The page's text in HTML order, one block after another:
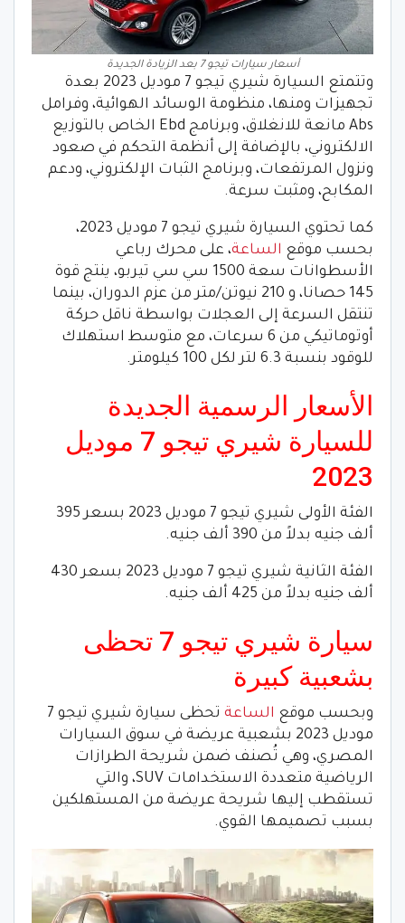
أسعار سيارات تيجو 7 بعد الزيادة الجديدة
وتتمتع السيارة شيري تيجو 7 موديل 2023 بعدة
تجهيزات ومنها، منظومة الوسائد الهوائية، وفرامل
Abs مانعة للانغلاق، وبرنامج Ebd الخاص بالتوزيع
الالكتروني، بالإضافة إلى أنظمة التحكم في صعود
ونزول المرتفعات، وبرنامج الثبات الإلكتروني، ودعم
المكابح، ومثبت سرعة.
كما تحتوي السيارة شيري تيجو 7 موديل 2023،
بحسب موقع الساعة، على محرك رباعي
الأسطوانات سعة 1500 سي سي تيربو، ينتج قوة
145 حصانا، و 210 نيوتن/متر من عزم الدوران، بينما
تنتقل السرعة إلى العجلات بواسطة ناقل حركة
أوتوماتيكي من 6 سرعات، مع متوسط استهلاك
للوقود بنسبة 6.3 لتر لكل 100 كيلومتر.
الأسعار الرسمية الجديدة
للسيارة شيري تيجو 7 موديل
2023
الفئة الأولى شيري تيجو 7 موديل 2023 بسعر 395
ألف جنيه بدلاً من 390 ألف جنيه.
الفئة الثانية شيري تيجو 7 موديل 2023 بسعر 430
ألف جنيه بدلاً من 425 ألف جنيه.
سيارة شيري تيجو 7 تحظى
بشعبية كبيرة
وبحسب موقع الساعة
تحظى سيارة شيري تيجو 7
موديل 2023 بشعبية عريضة في سوق السيارات
المصري، وهي تُصنف ضمن شريحة الطرازات
الرياضية متعددة الاستخدامات SUV، والتي
تستقطب إليها شريحة عريضة من المستهلكين
بسبب تصميمها القوي.